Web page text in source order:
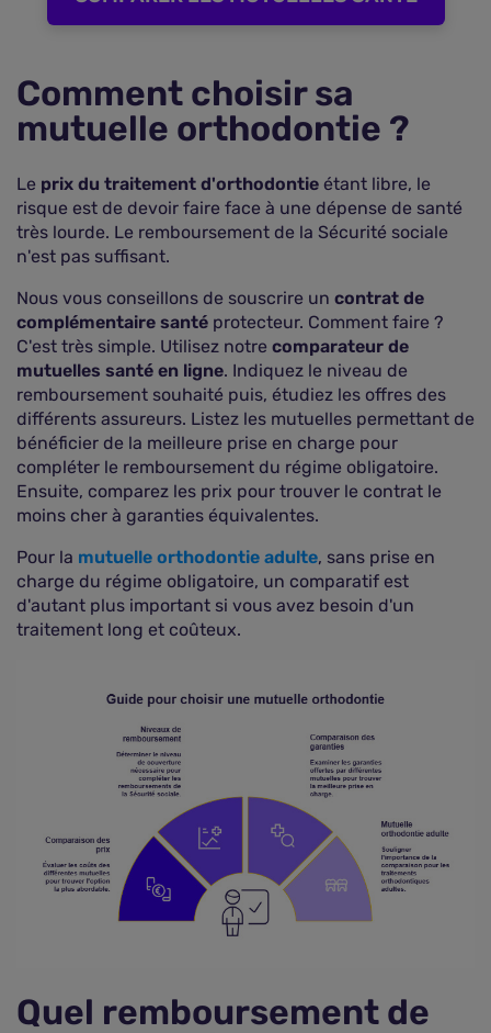
Comment choisir sa
mutuelle orthodontie ?
Le prix du traitement d'orthodontie étant libre, le
risque est de devoir faire face à une dépense de santé
très lourde. Le remboursement de la Sécurité sociale
n'est pas suffisant.
Nous vous conseillons de souscrire un contrat de
complémentaire santé protecteur. Comment faire ?
C'est très simple. Utilisez notre comparateur de
mutuelles santé en ligne. Indiquez le niveau de
remboursement souhaité puis, étudiez les offres des
différents assureurs. Listez les mutuelles permettant de
bénéficier de la meilleure prise en charge pour
compléter le remboursement du régime obligatoire.
Ensuite, comparez les prix pour trouver le contrat le
moins cher à garanties équivalentes.
Pour la mutuelle orthodontie adulte, sans prise en
charge du régime obligatoire, un comparatif est
d'autant plus important si vous avez besoin d'un
traitement long et coûteux.
Quel remboursement de